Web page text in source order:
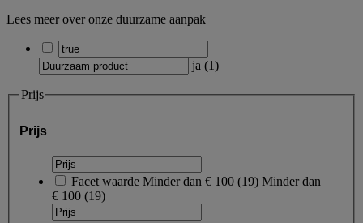
Lees meer over onze duurzame aanpak
ja (1)
Prijs
Prijs
Facet waarde Minder dan € 100 (19) Minder dan
€ 100 (19)